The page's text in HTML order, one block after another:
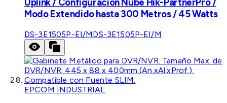
Uplink / Configuración Nube Hik-PartnerPro /
Modo Extendido hasta 300 Metros / 45 Watts
DS-3E1505P-EI/MDS-3E1505P-EI/M
EPCOM INDUSTRIAL